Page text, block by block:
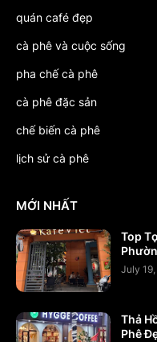
quán café đẹp
cà phê và cuộc sống
pha chế cà phê
cà phê đặc sản
chế biến cà phê
lịch sử cà phê
MỚI NHẤT
Top
July
Thả
Phê